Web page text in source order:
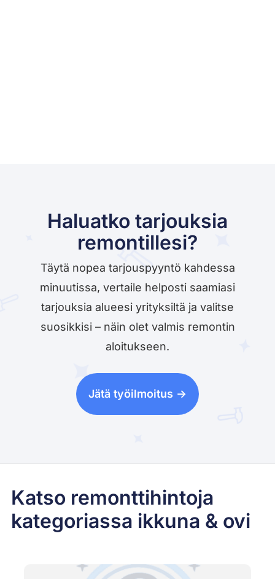
Haluatko tarjouksia
remontillesi?
Täytä nopea tarjouspyyntö kahdessa
minuutissa, vertaile helposti saamiasi
tarjouksia alueesi yrityksiltä ja valitse
suosikkisi – näin olet valmis remontin
aloitukseen.
Jätä työilmoitus ->
Katso remonttihintoja
kategoriassa ikkuna & ovi